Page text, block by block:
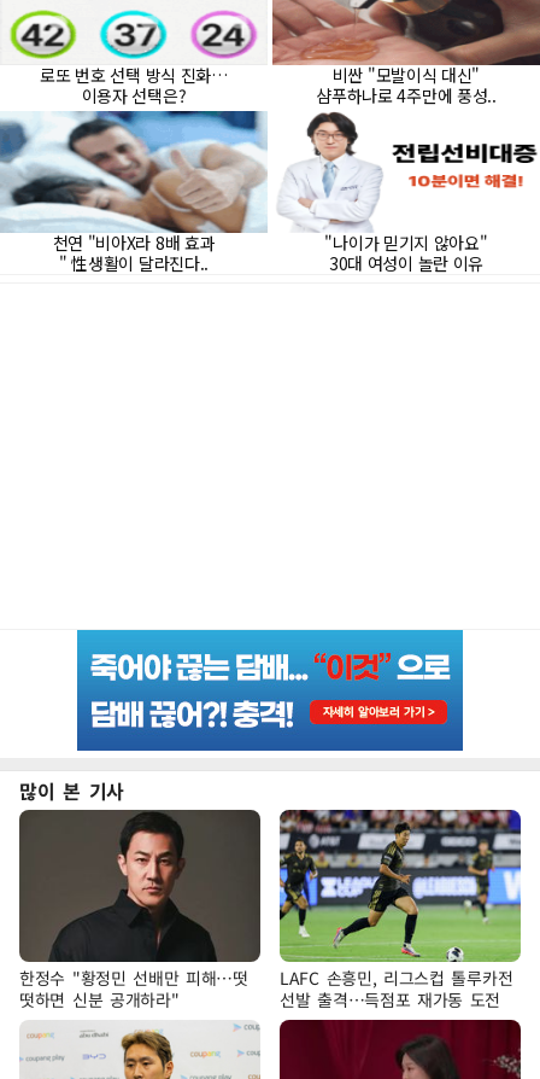
많이 본 기사
한정수 "황정민 선배만 피해…떳
떳하면 신분 공개하라"
LAFC 손흥민, 리그스컵 톨루카전
선발 출격…득점포 재가동 도전